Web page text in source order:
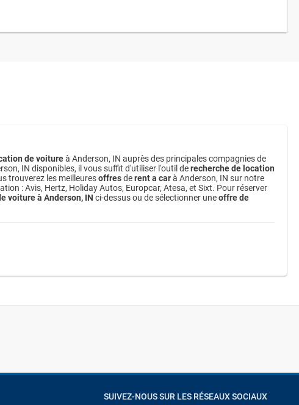
de voitureà Anderson, IN auprès des principales compagnies de
IN disponibles, il vous suffit d'utiliser l'outil derecherche de location
trouverez les meilleuresoffresderent a carà Anderson, IN sur notre
: Avis, Hertz, Holiday Autos, Europcar, Atesa, et Sixt. Pour réserver
voiture à Anderson, IN ci-dessus ou de sélectionner uneoffre de
SUIVEZ-NOUS SUR LES RÉSEAUX SOCIAUX